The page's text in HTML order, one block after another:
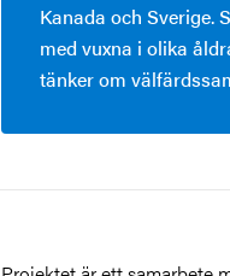
Kanada och Sverige.
med vuxna i olika
tänker om